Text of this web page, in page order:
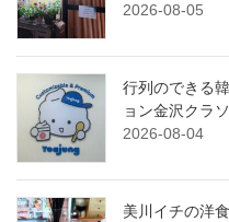
2026-08-05
行列のできる
ョン金沢クラ
2026-08-04
美川イチの洋